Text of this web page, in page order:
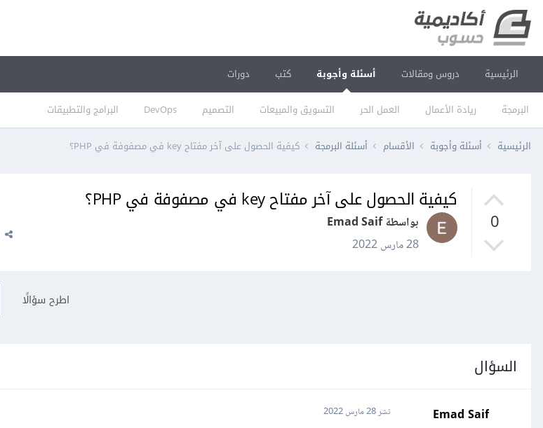
الرئيسية دروس ومقالات أسئلة وأجوبة
البرمجة ريادة الأعمال العمل الحر التسويق والمبيعات التصميم DevOps البرامج والتطبيقات
كتب دورات
الرئيسية أسئلة وأجوبة الأقسام أسئلة البرمجة كيفية الحصول على آخر مفتاح key في مصفوفة في PHP؟
0
كيفية الحصول على آخر مفتاح key في مصفوفة في PHP؟
بواسطة Emad Saif
28 مارس 2022
اطرح سؤالًا
السؤال
Emad Saif نشر28 مارس 2022